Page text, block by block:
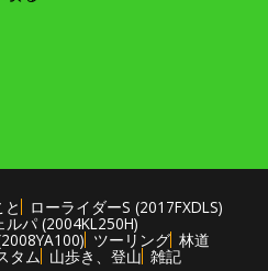
ローライダーS (2017FXDLS)
ルパ (2004KL250H)
ツーリング 林道
タム 山歩き、登山 雑記